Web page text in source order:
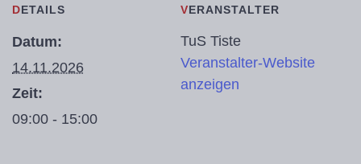
DETAILS
Datum:
14.11.2026
Zeit:
09:00 - 15:00
VERANSTALTER
TuS Tiste
Veranstalter-Website
anzeigen